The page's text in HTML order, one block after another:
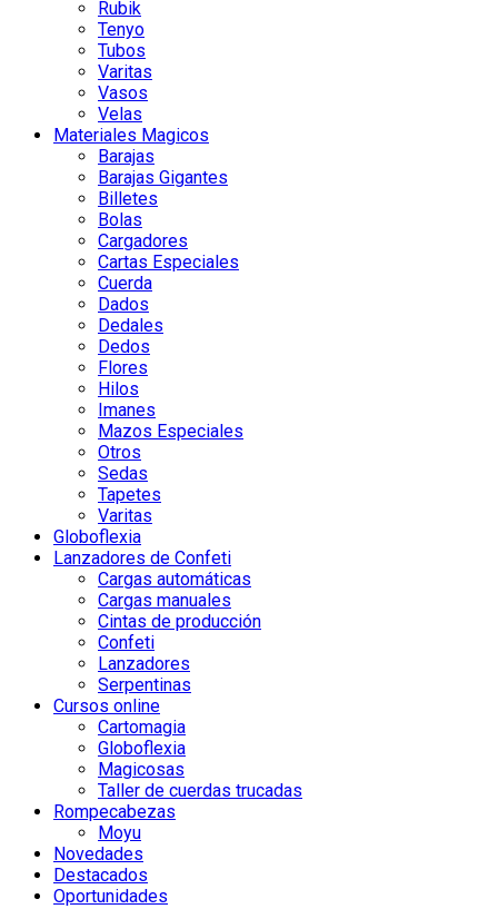
Rubik
Tenyo
Tubos
Varitas
Vasos
Velas
Materiales Magicos
Barajas
Barajas Gigantes
Billetes
Bolas
Cargadores
Cartas Especiales
Cuerda
Dados
Dedales
Dedos
Flores
Hilos
Imanes
Mazos Especiales
Otros
Sedas
Tapetes
Varitas
Globoflexia
Lanzadores de Confeti
Cargas automáticas
Cargas manuales
Cintas de producción
Confeti
Lanzadores
Serpentinas
Cursos online
Cartomagia
Globoflexia
Magicosas
Taller de cuerdas trucadas
Rompecabezas
Moyu
Novedades
Destacados
Oportunidades